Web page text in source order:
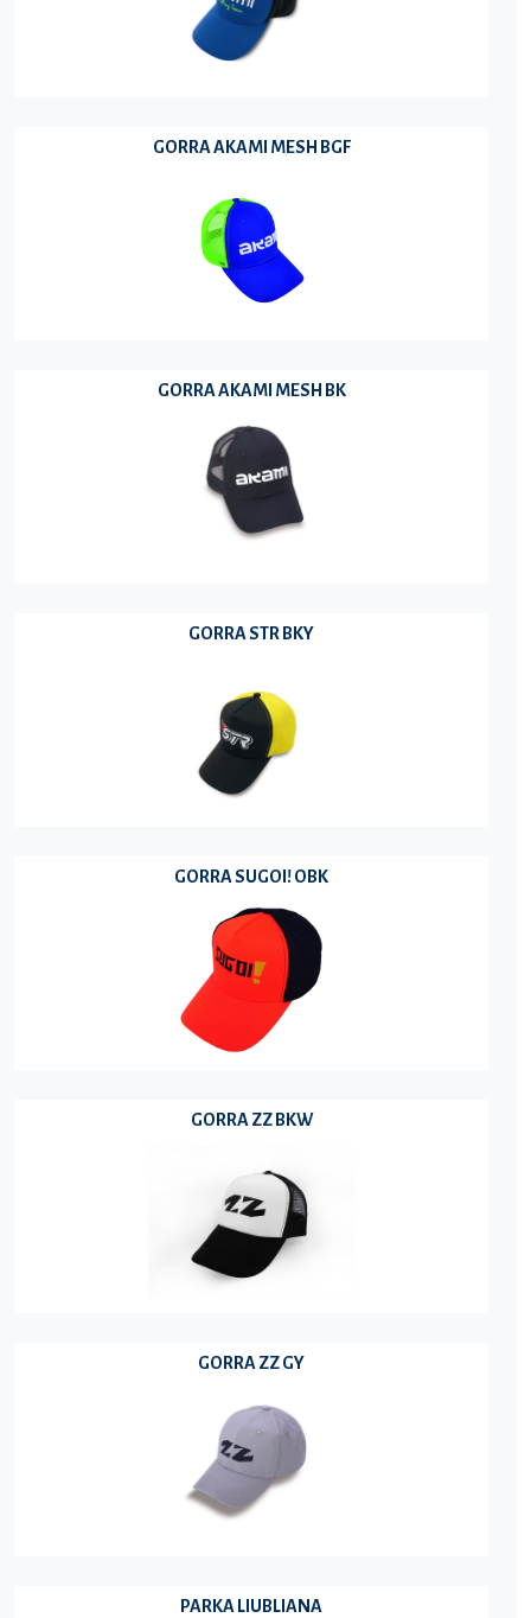
GORRA AKAMI MESH BGF
GORRA AKAMI MESH BK
GORRA STR BKY
GORRA SUGOI! OBK
GORRA ZZ BKW
GORRA ZZ GY
PARKA LIUBLIANA